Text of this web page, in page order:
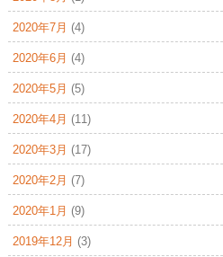
2020年7月 (4)
2020年6月 (4)
2020年5月 (5)
2020年4月 (11)
2020年3月 (17)
2020年2月 (7)
2020年1月 (9)
2019年12月 (3)